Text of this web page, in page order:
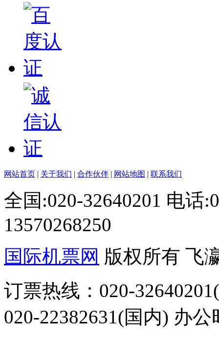
网站首页 | 关于我们 | 合作伙伴 | 网站地图 | 联系我们
全国:020-32640201 电话
13570268250
国际机票网 版权所有 飞
订票热线：020-
020-22382631(国内) 办